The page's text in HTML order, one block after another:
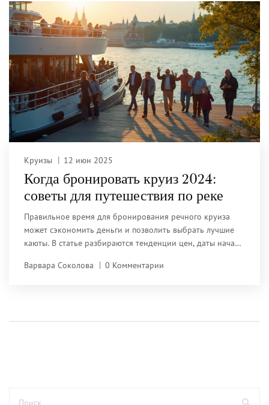
Круизы 12 июн 2025
Когда бронировать круиз 2024:
советы для путешествия по реке
Правильное время для бронирования речного круиза
может сэкономить деньги и позволить выбрать лучшие
каюты. В статье разбираются тенденции цен, даты начала
Даются советы тем, кто путешествует с детьми,
сориентироваться в мире российских и зарубежных
Варвара Соколова 0 Комментарии